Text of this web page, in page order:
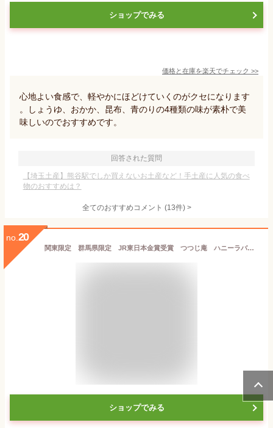
ショップでみる
価格と在庫を楽天でチェック >>
心地よい食感で、軽やかにほどけていくのがクセになります
。しょうゆ、おかか、昆布、青のりの4種類の味が素朴で美
味しいのでおすすめです。
回答された質問
【埼玉土産】熊谷駅でしか買えないお土産など！手土産に人気の食べ
物のおすすめは？
全てのおすすめコメント (13件) >
no. 20
関東限定 群馬県限定 JR東日本金賞受賞 つつじ庵 ハニーラバー HONEY LOVER はちみつラングドシャ LANGUE DE CHAT 群馬県アカシア蜂蜜のラングドシャ 菓子 16枚入 ラングドシャ
ショップでみる